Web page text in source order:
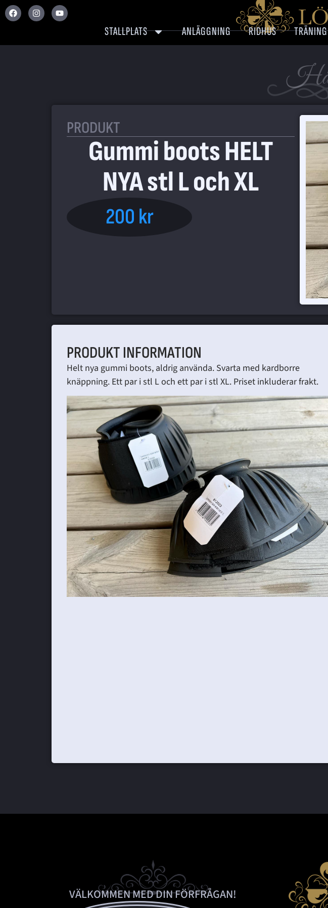
STALLPLATS ANLÄGGNING RIDHUS TRÄNING
PRODUKT
Gummi boots HELT
NYA stl L och XL
200 kr
PRODUKT INFORMATION
Helt nya gummi boots, aldrig använda. Svarta med kardborre
knäppning. Ett par i stl L och ett par i stl XL. Priset inkluderar frakt.
VÄLKOMMEN MED DIN FÖRFRÅGAN!